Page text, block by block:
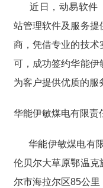
近日，动易软件
站管理软件及服务提
商，凭借专业的技术
可，成功签约华能伊
为客户提供优质的服
华能伊敏煤电有限责
华能伊敏煤电有
伦贝尔大草原鄂温克
尔市海拉尔区85公